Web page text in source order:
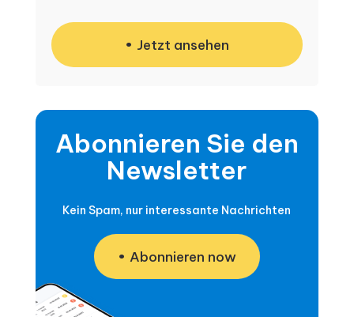
Jetzt ansehen
Abonnieren Sie den
Newsletter
Kein Spam, nur interessante Nachrichten
Abonnieren now